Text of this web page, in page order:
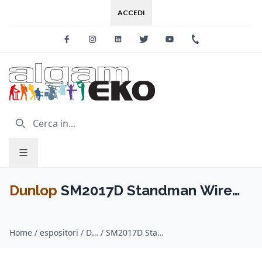
ACCEDI
FacebookInstagramLinkedinTwitter Youtube
Dunlop SM2017D Standman Wire
Home / espositori / Dunlop / SM2017D Standman Wire Display Vuoto